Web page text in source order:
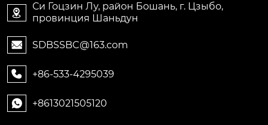

Си Гоцзин Лу, район Бошань, г. Цзыбо,
провинция Шаньдун
 SDBSSBC@163.com
 +86-533-4295039
 +8613021505120